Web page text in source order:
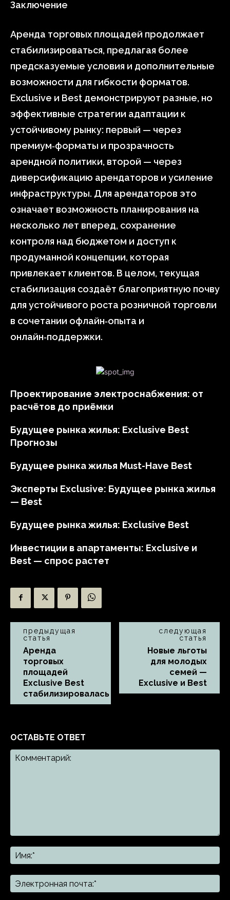
Заключение
Аренда торговых площадей продолжает
стабилизироваться, предлагая более
предсказуемые условия и дополнительные
возможности для гибкости форматов.
Exclusive и Best демонстрируют разные, но
эффективные стратегии адаптации к
устойчивому рынку: первый — через
премиум‑форматы и прозрачность
арендной политики, второй — через
диверсификацию арендаторов и усиление
инфраструктуры. Для арендаторов это
означает возможность планирования на
несколько лет вперед, сохранение
контроля над бюджетом и доступ к
продуманной концепции, которая
привлекает клиентов. В целом, текущая
стабилизация создаёт благоприятную почву
для устойчивого роста розничной торговли
в сочетании офлайн‑опыта и
онлайн‑поддержки.
Проектирование электроснабжения: от
расчётов до приёмки
Будущее рынка жилья: Exclusive Best
Прогнозы
Будущее рынка жилья Must-Have Best
Эксперты Exclusive: Будущее рынка жилья
— Best
Будущее рынка жилья: Exclusive Best
Инвестиции в апартаменты: Exclusive и
Best — спрос растет
предыдущая
статья
Аренда
торговых
площадей
Exclusive Best
стабилизировалась
следующая
статья
Новые льготы
для молодых
семей —
Exclusive и Best
ОСТАВЬТЕ ОТВЕТ